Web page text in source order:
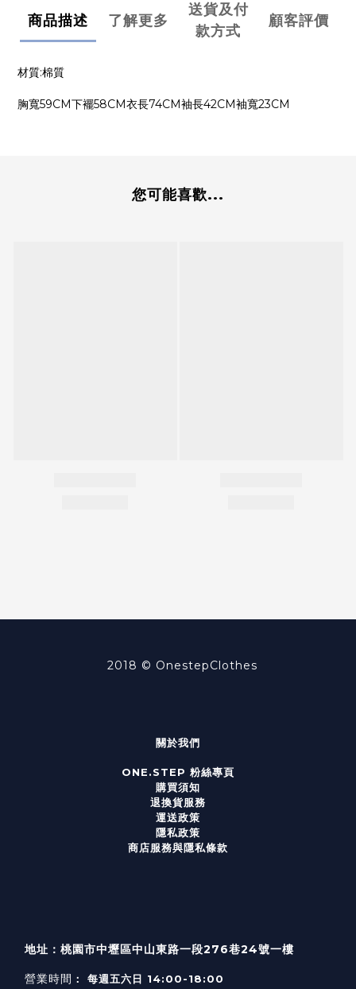
商品描述 了解更多
送貨及付
款方式
顧客評價
材質:棉質
胸寬59CM下襬58CM衣長74CM袖長42CM袖寬23CM
您可能喜歡...
2018 © OnestepClothes
關於我們
ONE.STEP 粉絲專頁
購買須知
退換貨服務
運送政策
隱私政策
商店服務與隱私條款
地址：桃園市中壢區中山東路一段276巷24號一樓
營業時間 ： 每週五六日 14:00-18:00